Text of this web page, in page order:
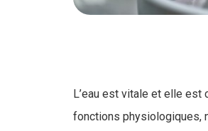
L’eau est vitale et elle est
fonctions physiologiques,